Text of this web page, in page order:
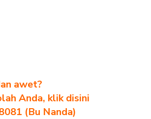
awet?
Anda, klik disini
(Bu Nanda)